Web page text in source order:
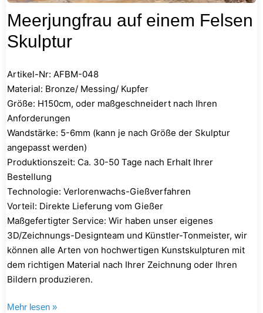
Meerjungfrau auf einem Felsen
Skulptur
Artikel-Nr: AFBM-048
Material: Bronze/ Messing/ Kupfer
Größe: H150cm, oder maßgeschneidert nach Ihren
Anforderungen
Wandstärke: 5-6mm (kann je nach Größe der Skulptur
angepasst werden)
Produktionszeit: Ca. 30-50 Tage nach Erhalt Ihrer
Bestellung
Technologie: Verlorenwachs-Gießverfahren
Vorteil: Direkte Lieferung vom Gießer
Maßgefertigter Service: Wir haben unser eigenes
3D/Zeichnungs-Designteam und Künstler-Tonmeister, wir
können alle Arten von hochwertigen Kunstskulpturen mit
dem richtigen Material nach Ihrer Zeichnung oder Ihren
Bildern produzieren.
Mehr lesen »